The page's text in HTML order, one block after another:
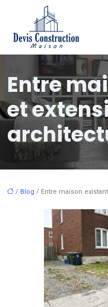
Entre
et
/ Blog / Entre maison